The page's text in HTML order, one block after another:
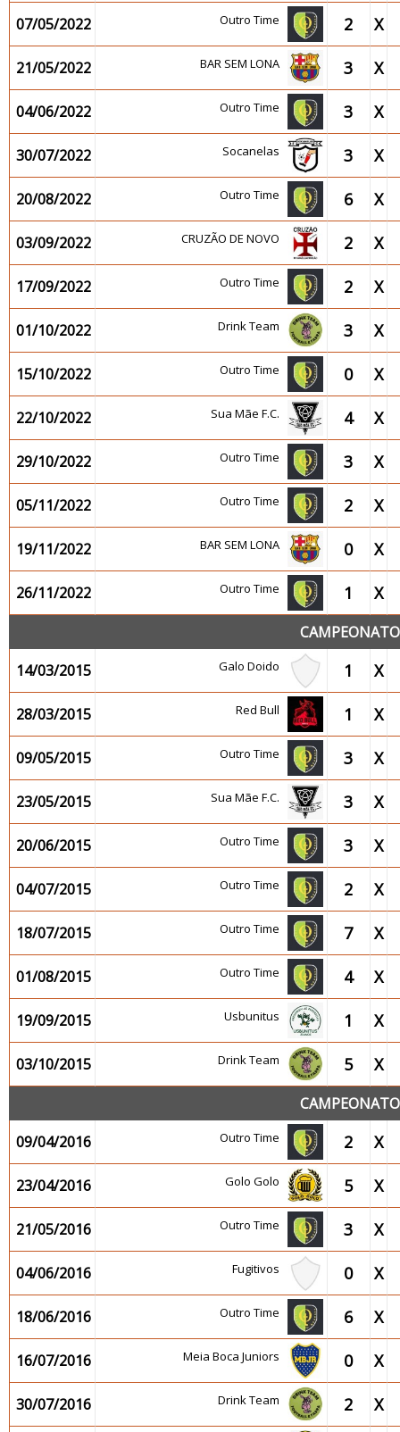
07/05/2022 Outro Time 2 X
21/05/2022 BAR SEM LONA 3 X
04/06/2022 Outro Time 3 X
30/07/2022 Socanelas 3 X
20/08/2022 Outro Time 6 X
03/09/2022 CRUZÃO DE NOVO 2 X
17/09/2022 Outro Time 2 X
01/10/2022 Drink Team 3 X
15/10/2022 Outro Time 0 X
22/10/2022 Sua Mãe F.C. 4 X
29/10/2022 Outro Time 3 X
05/11/2022 Outro Time 2 X
19/11/2022 BAR SEM LONA 0 X
26/11/2022 Outro Time 1 X
14/03/2015
Galo Doido 1 X
28/03/2015 Red Bull 1 X
09/05/2015 Outro Time 3 X
23/05/2015 Sua Mãe F.C. 3 X
20/06/2015 Outro Time 3 X
04/07/2015 Outro Time 2 X
18/07/2015 Outro Time 7 X
01/08/2015 Outro Time 4 X
19/09/2015 Usbunitus 1 X
03/10/2015 Drink Team 5 X
09/04/2016
Outro Time 2 X
23/04/2016 Golo Golo 5 X
21/05/2016 Outro Time 3 X
04/06/2016 Fugitivos 0 X
18/06/2016 Outro Time 6 X
16/07/2016 Meia Boca Juniors 0 X
30/07/2016 Drink Team 2 X